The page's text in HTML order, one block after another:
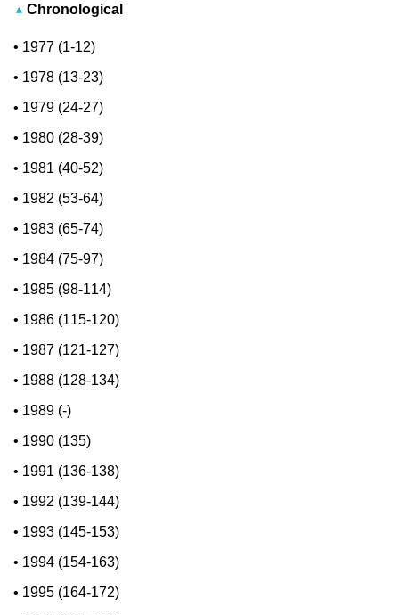
Chronological
• 1977 (1-12)
• 1978 (13-23)
• 1979 (24-27)
• 1980 (28-39)
• 1981 (40-52)
• 1982 (53-64)
• 1983 (65-74)
• 1984 (75-97)
• 1985 (98-114)
• 1986 (115-120)
• 1987 (121-127)
• 1988 (128-134)
• 1989 (-)
• 1990 (135)
• 1991 (136-138)
• 1992 (139-144)
• 1993 (145-153)
• 1994 (154-163)
• 1995 (164-172)